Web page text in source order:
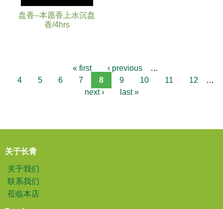
盘香--本愿香上水沉盘
香/4hrs
« first ‹ previous
…
4
5 6 7 8 9 10 11 12
…
next ›
last »
关于长青
关于我们
联系我们
莅临本店